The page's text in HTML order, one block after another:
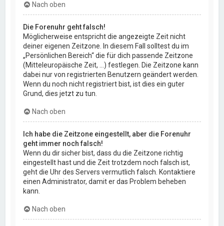
Nach oben
Die Forenuhr geht falsch!
Möglicherweise entspricht die angezeigte Zeit nicht
deiner eigenen Zeitzone. In diesem Fall solltest du im
„Persönlichen Bereich“ die für dich passende Zeitzone
(Mitteleuropäische Zeit, ...) festlegen. Die Zeitzone kann
dabei nur von registrierten Benutzern geändert werden.
Wenn du noch nicht registriert bist, ist dies ein guter
Grund, dies jetzt zu tun.
Nach oben
Ich habe die Zeitzone eingestellt, aber die Forenuhr
geht immer noch falsch!
Wenn du dir sicher bist, dass du die Zeitzone richtig
eingestellt hast und die Zeit trotzdem noch falsch ist,
geht die Uhr des Servers vermutlich falsch. Kontaktiere
einen Administrator, damit er das Problem beheben
kann.
Nach oben